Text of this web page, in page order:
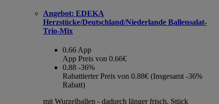
Angebot: EDEKA
Herzstücke/Deutschland/Niederlande Ballensalat-
Trio-Mix
0.66 App
App Preis von 0.66€
0.88 -36%
Rabattierter Preis von 0.88€ (Insgesamt -36%
Rabatt)
mit Wurzelballen - dadurch länger frisch, Stück